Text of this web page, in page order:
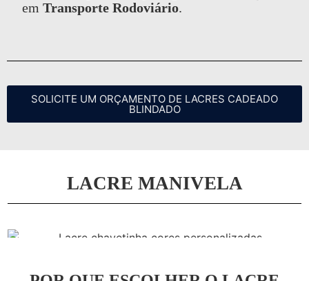
em Transporte Rodoviário.
SOLICITE UM ORÇAMENTO DE LACRES CADEADO
BLINDADO
LACRE MANIVELA